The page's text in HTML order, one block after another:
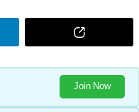
Join Now